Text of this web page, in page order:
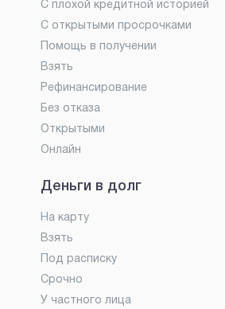
С плохой кредитной историей
С открытыми просрочками
Помощь в получении
Взять
Рефинансирование
Без отказа
Открытыми
Онлайн
Деньги в долг
На карту
Взять
Под расписку
Срочно
У частного лица